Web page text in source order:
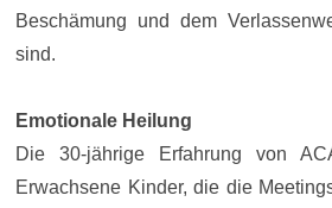
Beschämung und dem
sind.
Emotionale Heilung
Die 30-jährige Erfahrung von
Erwachsene Kinder, die die